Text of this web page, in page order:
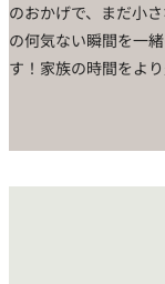
のおかげで、まだ小
の何気ない瞬間を一
す！家族の時間をよ